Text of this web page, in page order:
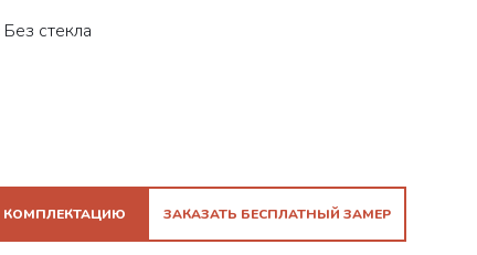
Без стекла
КОМПЛЕКТАЦИЮ ЗАКАЗАТЬ БЕСПЛАТНЫЙ ЗАМЕР